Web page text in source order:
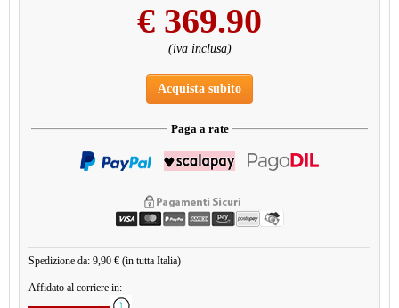
€ 369.90
(iva inclusa)
Acquista subito
Paga a rate
Spedizione da: 9,90 € (in tutta Italia)
Affidato al corriere in: